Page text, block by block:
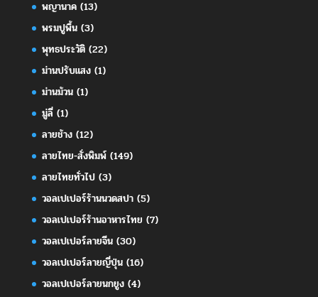
พญานาค(13)
พรมปูพื้น(3)
พุทธประวัติ(22)
ม่านปรับแสง(1)
ม่านม้วน(1)
มู่ลี่(1)
ลายช้าง(12)
ลายไทย-สั่งพิมพ์(149)
ลายไทยทั่วไป(3)
วอลเปเปอร์ร้านนวดสปา(5)
วอลเปเปอร์ร้านอาหารไทย (7)
วอลเปเปอร์ลายจีน(30)
วอลเปเปอร์ลายญี่ปุ่น(16)
วอลเปเปอร์ลายนกยูง(4)